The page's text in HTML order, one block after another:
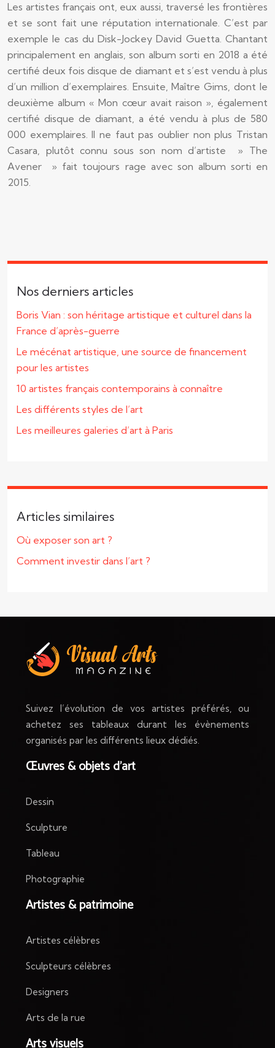
Les artistes français ont, eux aussi, traversé les frontières
et se sont fait une réputation internationale. C’est par
exemple le cas du Disk-Jockey David Guetta. Chantant
principalement en anglais, son album sorti en 2018 a été
certifié deux fois disque de diamant et s’est vendu à plus
d’un million d’exemplaires. Ensuite, Maître Gims, dont le
deuxième album « Mon cœur avait raison », également
certifié disque de diamant, a été vendu à plus de 580
000 exemplaires. Il ne faut pas oublier non plus Tristan
Casara, plutôt connu sous son nom d’artiste » The
Avener » fait toujours rage avec son album sorti en
2015.
Nos derniers articles
Boris Vian : son héritage artistique et culturel dans la
France d’après-guerre
Le mécénat artistique, une source de financement
pour les artistes
10 artistes français contemporains à connaître
Les différents styles de l’art
Les meilleures galeries d’art à Paris
Articles similaires
Où exposer son art ?
Comment investir dans l’art ?
Suivez l’évolution de vos artistes préférés, ou
achetez ses tableaux durant les évènements
organisés par les différents lieux dédiés.
Œuvres & objets d’art
Dessin
Sculpture
Tableau
Photographie
Artistes & patrimoine
Artistes célèbres
Sculpteurs célèbres
Designers
Arts de la rue